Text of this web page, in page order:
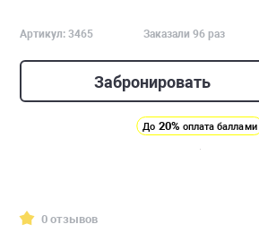
Артикул: 3465 Заказали 96 раз
Забронировать
До 20% оплата баллами
0 отзывов